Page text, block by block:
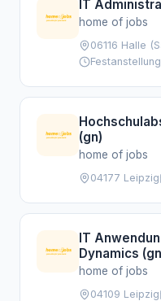
IT
home of jobs
06116 Halle
Festanstellung
(gn)
home of jobs
04177 Leipzig
IT
Dynamics
home of jobs
04109 Leipzig